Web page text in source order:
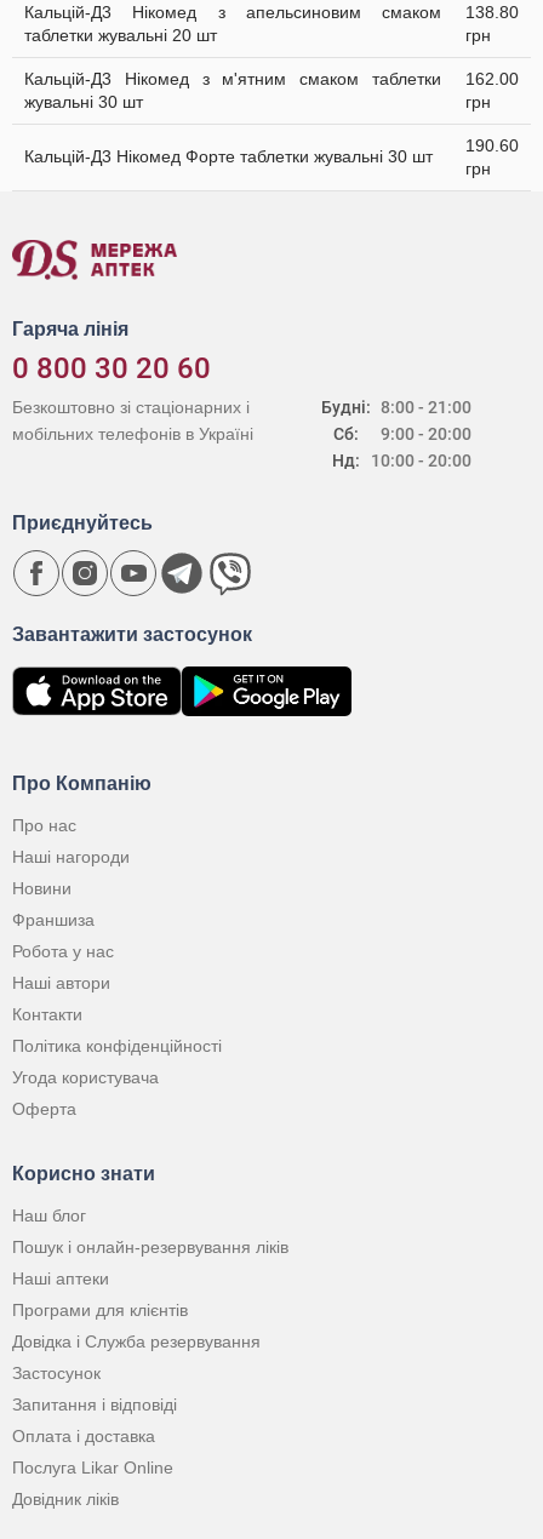
Кальцій-Д3 Нікомед з апельсиновим смаком
таблетки жувальні 20 шт
138.80
грн
Кальцій-Д3 Нікомед з м'ятним смаком таблетки
жувальні 30 шт
162.00
грн
Кальцій-Д3 Нікомед Форте таблетки жувальні 30 шт
190.60
грн
Гаряча лінія
0 800 30 20 60
Будні:
Сб:
Нд:
8:00 - 21:00
9:00 - 20:00
10:00 - 20:00
Безкоштовно зі стаціонарних і
мобільних телефонів в Україні
Про Компанію
Про нас
Наші нагороди
Новини
Франшиза
Робота у нас
Наші автори
Контакти
Політика конфіденційності
Угода користувача
Оферта
Корисно знати
Наш блог
Пошук і онлайн-резервування ліків
Наші аптеки
Програми для клієнтів
Довідка і Служба резервування
Застосунок
Запитання і відповіді
Оплата і доставка
Послуга Likar Online
Довідник ліків
Завантажити застосунок
Приєднуйтесь